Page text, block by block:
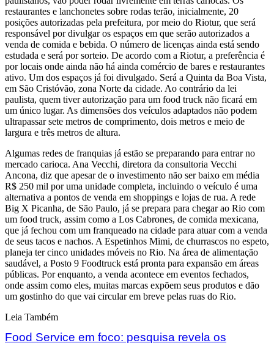
restaurantes e lanchonetes sobre rodas terão, inicialmente, 20
posições autorizadas pela prefeitura, por meio do Riotur, que será
responsável por divulgar os espaços em que serão autorizados a
venda de comida e bebida. O número de licenças ainda está sendo
estudada e será por sorteio. De acordo com a Riotur, a preferência é
por locais onde ainda não há ainda comércio de bares e restaurantes
ativo. Um dos espaços já foi divulgado. Será a Quinta da Boa Vista,
em São Cristóvão, zona Norte da cidade. Ao contrário da lei
paulista, quem tiver autorização para um food truck não ficará em
um único lugar. As dimensões dos veículos adaptados não podem
ultrapassar sete metros de comprimento, dois metros e meio de
largura e três metros de altura.
Algumas redes de franquias já estão se preparando para entrar no
mercado carioca. Ana Vecchi, diretora da consultoria Vecchi
Ancona, diz que apesar de o investimento não ser baixo em média
R$ 250 mil por uma unidade completa, incluindo o veículo é uma
alternativa a pontos de venda em shoppings e lojas de rua. A rede
Big X Picanha, de São Paulo, já se prepara para chegar ao Rio com
um food truck, assim como a Los Cabrones, de comida mexicana,
que já fechou com um franqueado na cidade para atuar com a venda
de seus tacos e nachos. A Espetinhos Mimi, de churrascos no espeto,
planeja ter cinco unidades móveis no Rio. Na área de alimentação
saudável, a Posto 9 Foodtruck está pronta para expansão em áreas
públicas. Por enquanto, a venda acontece em eventos fechados,
onde assim como eles, muitas marcas expõem seus produtos e dão
um gostinho do que vai circular em breve pelas ruas do Rio.
Leia Também
Food Service em foco: pesquisa revela os